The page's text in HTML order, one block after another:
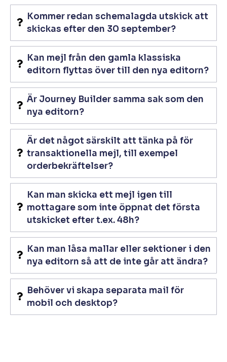
Kommer redan schemalagda utskick att
skickas efter den 30 september?
Kan mejl från den gamla klassiska
editorn flyttas över till den nya editorn?
Är Journey Builder samma sak som den
nya editorn?
Är det något särskilt att tänka på för
transaktionella mejl, till exempel
orderbekräftelser?
Kan man skicka ett mejl igen till
mottagare som inte öppnat det första
utskicket efter t.ex. 48h?
Kan man låsa mallar eller sektioner i den
nya editorn så att de inte går att ändra?
Behöver vi skapa separata mail för
mobil och desktop?